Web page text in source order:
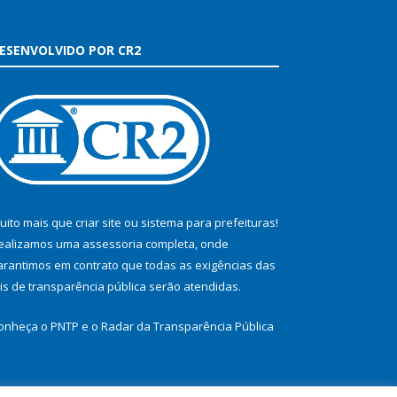
POR CR2
mais que criar site ou sistema para prefeituras!
uma assessoria completa, onde
em contrato que todas as exigências das
de transparência pública serão atendidas.
o PNTP e o Radar da Transparência Pública